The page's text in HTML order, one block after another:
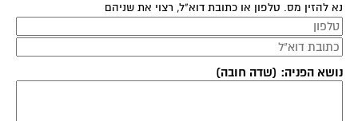
נא להזין מס. טלפון או כתובת דוא"ל, רצוי את שניהם
נושא הפניה: (שדה חובה)